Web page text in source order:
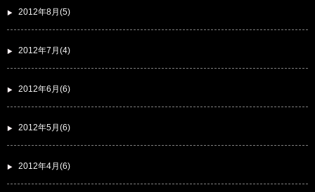
2012年8月(5)
2012年7月(4)
2012年6月(6)
2012年5月(6)
2012年4月(6)